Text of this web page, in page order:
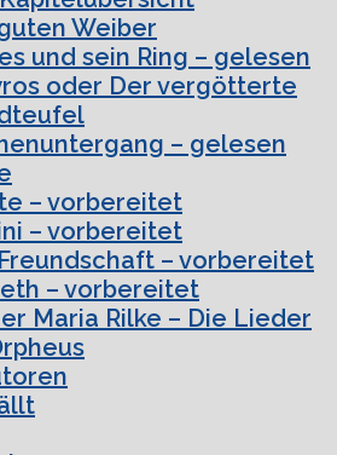
Weiber
und sein Ring – gelesen
oder Der vergötterte
– gelesen
– vorbereitet
– vorbereitet
– vorbereitet
– vorbereitet
Maria Rilke – Die Lieder